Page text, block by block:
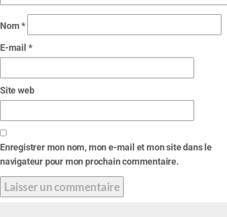
Nom*
E-mail *
Site web
Enregistrer mon nom, mon e-mail et mon site dans le
navigateur pour mon prochain commentaire.